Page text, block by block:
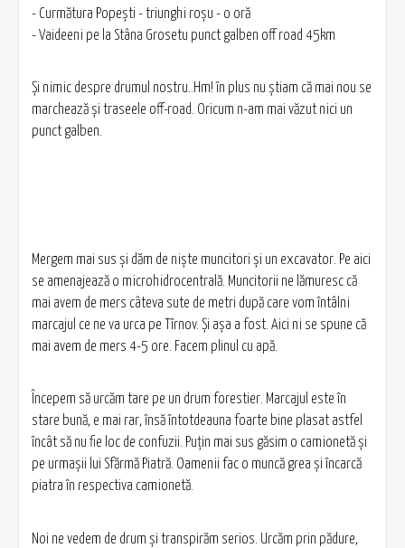
- Curmătura Popeşti - triunghi roşu - o oră
- Vaideeni pe la Stâna Grosetu punct galben off road 45km
Şi nimic despre drumul nostru..Hm! în plus nu ştiam că mai nou se
marchează şi traseele off-road. Oricum n-am mai văzut nici un
punct galben.
Mergem mai sus şi dăm de nişte muncitori şi un excavator. Pe aici
se amenajează o microhidrocentrală. Muncitorii ne lămuresc că
mai avem de mers câteva sute de metri după care vom întâlni
marcajul ce ne va urca pe Tîrnov. Şi aşa a fost. Aici ni se spune că
mai avem de mers 4-5 ore. Facem plinul cu apă.
Începem să urcăm tare pe un drum forestier. Marcajul este în
stare bună, e mai rar, însă întotdeauna foarte bine plasat astfel
încât să nu fie loc de confuzii. Puţin mai sus găsim o camionetă şi
pe urmaşii lui Sfărmă Piatră. Oamenii fac o muncă grea şi încarcă
piatra în respectiva camionetă.
Noi ne vedem de drum şi transpirăm serios. Urcăm prin pădure,